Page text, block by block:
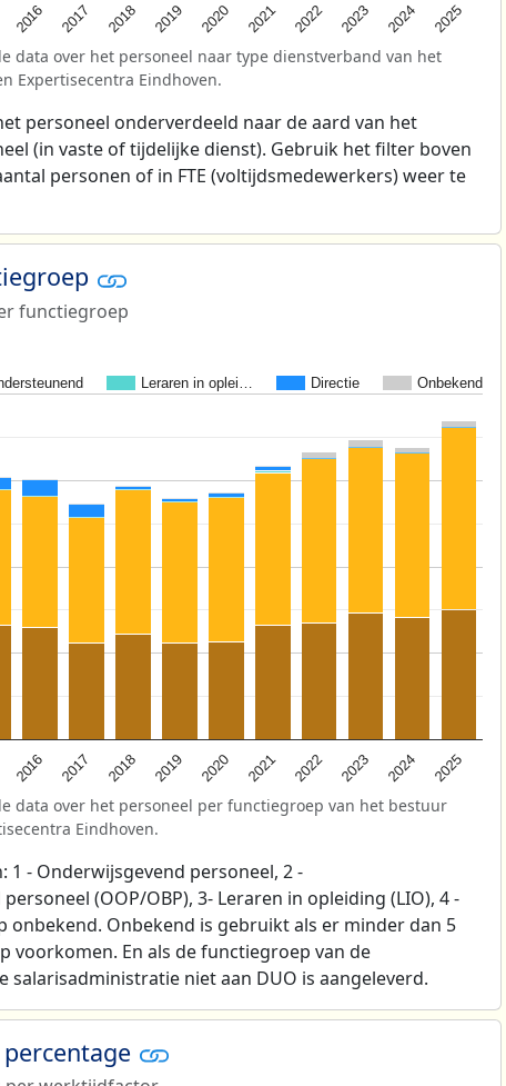
2016 2017 2018 2019 2020 2021 2022 2023 2024 2025
data over het personeel naar type dienstverband van het
Expertisecentra Eindhoven.
personeel onderverdeeld naar de aard van het
(in vaste of tijdelijke dienst). Gebruik het filter boven
personen of in FTE (voltijdsmedewerkers) weer te
functiegroep
Leraren in oplei… Directie Onbekend
2016 2017 2018 2019 2020 2021 2022 2023 2024 2025
data over het personeel per functiegroep van het bestuur
Eindhoven.
- Onderwijsgevend personeel, 2 -
(OOP/OBP), 3- Leraren in opleiding (LIO), 4 -
onbekend. Onbekend is gebruikt als er minder dan 5
voorkomen. En als de functiegroep van de
salarisadministratie niet aan DUO is aangeleverd.
percentage